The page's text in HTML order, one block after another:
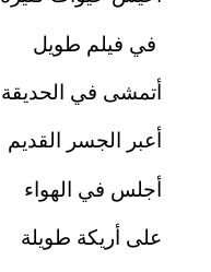
في فيلم طويل
أتمشى في الحديقة
أعبر الجسر القديم
أجلس في الهواء
على أريكة طويلة